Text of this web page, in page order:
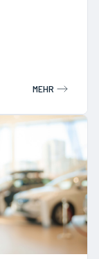
MEHR